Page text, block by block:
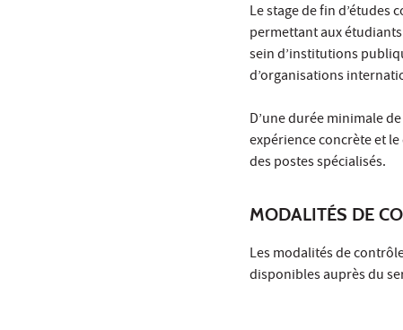
Le stage de fin
permettant aux
sein d’institutions
d’organisations
D’une durée minimale
expérience concrète et
des postes spécialisés.
MODALITÉS DE
Les modalités de
disponibles auprès du